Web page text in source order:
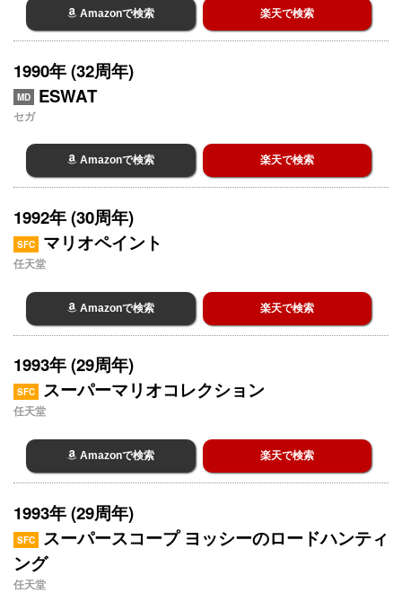
Amazonで検索 楽天で検索
1990年 (32周年)
MD ESWAT
セガ
Amazonで検索 楽天で検索
1992年 (30周年)
SFC マリオペイント
任天堂
Amazonで検索 楽天で検索
1993年 (29周年)
SFC スーパーマリオコレクション
任天堂
Amazonで検索 楽天で検索
1993年 (29周年)
SFC
スーパースコープ ヨッシーのロードハンティ
ング
任天堂